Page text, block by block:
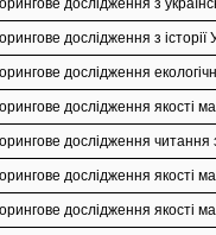
дослідження з
дослідження з історії
дослідження
дослідження якості
дослідження читання
дослідження якості
дослідження якості